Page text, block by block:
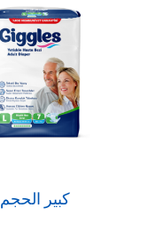
كبير الحجم